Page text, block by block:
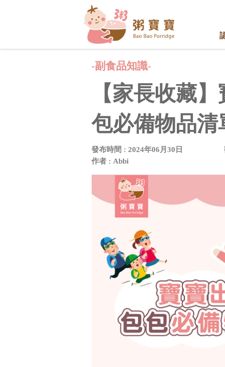
-副食品知識-
【家長收藏
包必備物品清
發布時間 : 2024年06月30日
作者 : Abbi